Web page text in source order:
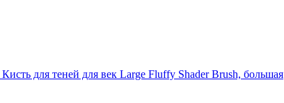
Кисть для теней для век Large Fluffy Shader Brush, большая